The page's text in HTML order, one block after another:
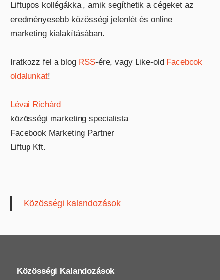
Liftupos kollégákkal, amik segíthetik a cégeket az
eredményesebb közösségi jelenlét és online
marketing kialakításában.
Iratkozz fel a blog RSS-ére, vagy Like-old Facebook
oldalunkat!
Lévai Richárd
közösségi marketing specialista
Facebook Marketing Partner
Liftup Kft.
Közösségi kalandozások
Közösségi Kalandozások